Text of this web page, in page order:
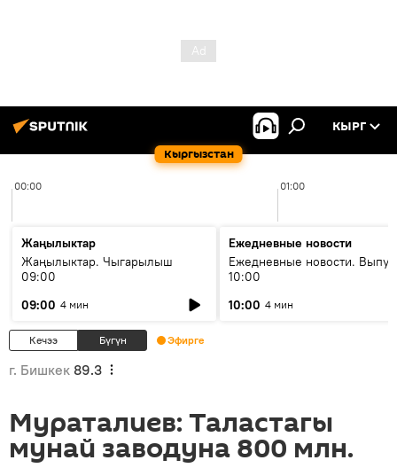
Кыргызстан
КЫРГ
00:00 01:00
Жаңылыктар
Жаңылыктар. Чыгарылыш
09:00
09:00 4 мин
Ежедневные новости
Ежедневные новости.
10:00
10:00 4 мин
Кечээ Бүгүн Эфирге
г. Бишкек 89.3
Мураталиев: Таластагы
мунай заводуна 800 млн.